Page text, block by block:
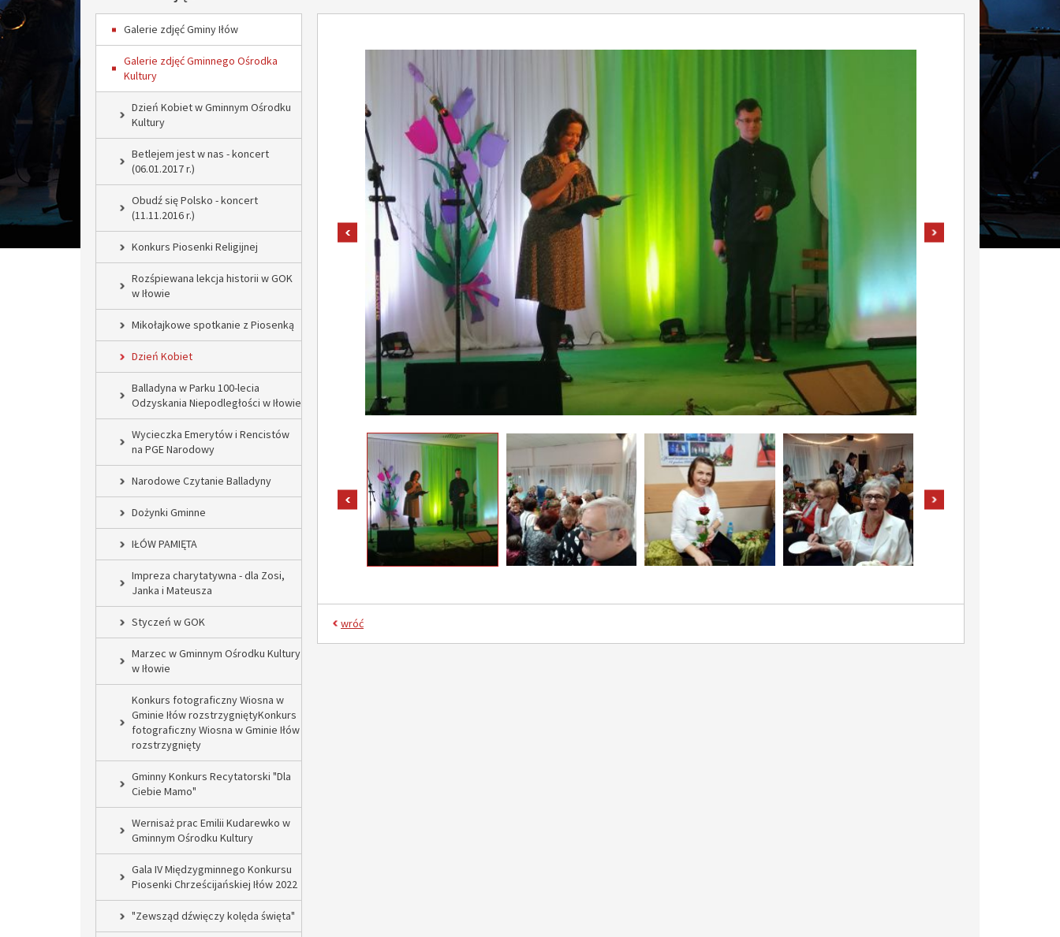
Galerie zdjęć Gminy Iłów
Galerie zdjęć Gminnego Ośrodka
Kultury
Dzień Kobiet w Gminnym Ośrodku
Kultury
Betlejem jest w nas - koncert
(06.01.2017 r.)
Obudź się Polsko - koncert
(11.11.2016 r.)
Konkurs Piosenki Religijnej
Rozśpiewana lekcja historii w GOK
w Iłowie
Mikołajkowe spotkanie z Piosenką
Dzień Kobiet
Balladyna w Parku 100-lecia
Odzyskania Niepodległości w Iłowie
Wycieczka Emerytów i Rencistów
na PGE Narodowy
Narodowe Czytanie Balladyny
Dożynki Gminne
IŁÓW PAMIĘTA
Impreza charytatywna - dla Zosi,
Janka i Mateusza
Styczeń w GOK
Marzec w Gminnym Ośrodku Kultury
w Iłowie
Konkurs fotograficzny Wiosna w
Gminie Iłów rozstrzygniętyKonkurs
fotograficzny Wiosna w Gminie Iłów
rozstrzygnięty
Gminny Konkurs Recytatorski "Dla
Ciebie Mamo"
Wernisaż prac Emilii Kudarewko w
Gminnym Ośrodku Kultury
Gala IV Międzygminnego Konkursu
Piosenki Chrześcijańskiej Iłów 2022
"Zewsząd dźwięczy kolęda święta"
pokaż poprzednie zdjęcie pokaż następne zdjęcie
pokaż poprzednie zdjęcia
wróć